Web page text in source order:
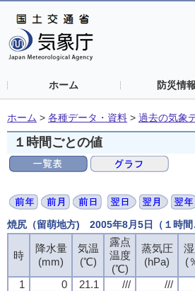
ホーム 防災情報
ホーム > 各種データ・資料 > 過去の気象
１時間ごとの値
焼尻（留萌地方) 2005年8月5日（１時間
時
降水量
(mm)
気温
(℃)
露点
温度
(℃)
蒸気圧
(hPa)
(
1
0 21.1 /// ///